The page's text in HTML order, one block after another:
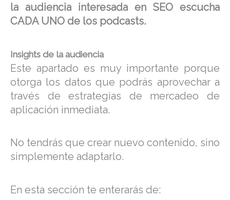
la audiencia interesada en SEO escucha
CADA UNO de los podcasts.
Insights de la audiencia
Este apartado es muy importante porque
otorga los datos que podrás aprovechar a
través de estrategias de mercadeo de
aplicación inmediata.
No tendrás que crear nuevo contenido, sino
simplemente adaptarlo.
En esta sección te enterarás de: